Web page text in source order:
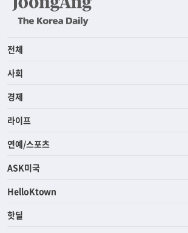
전체
사회
경제
라이프
연예/스포츠
ASK미국
HelloKtown
핫딜